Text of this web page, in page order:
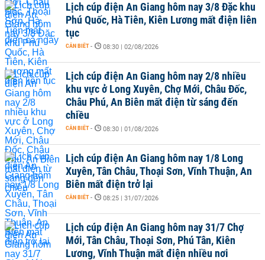
Lịch cúp điện An Giang hôm nay 3/8 Đặc khu
Phú Quốc, Hà Tiên, Kiên Lương mất điện liên
tục
CẦN BIẾT - 08:30 | 02/08/2026
Lịch cúp điện An Giang hôm nay 2/8 nhiều
khu vực ở Long Xuyên, Chợ Mới, Châu Đốc,
Châu Phú, An Biên mất điện từ sáng đến
chiều
CẦN BIẾT - 08:30 | 01/08/2026
Lịch cúp điện An Giang hôm nay 1/8 Long
Xuyên, Tân Châu, Thoại Sơn, Vĩnh Thuận, An
Biên mất điện trở lại
CẦN BIẾT - 08:25 | 31/07/2026
Lịch cúp điện An Giang hôm nay 31/7 Chợ
Mới, Tân Châu, Thoại Sơn, Phú Tân, Kiên
Lương, Vĩnh Thuận mất điện nhiều nơi